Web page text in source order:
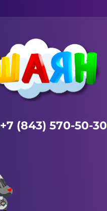
+7 (843) 570-50-30